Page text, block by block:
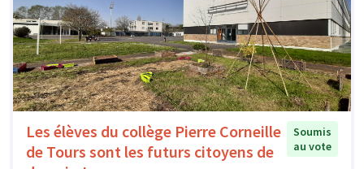
Les élèves du collège Pierre Corneille
de Tours sont les futurs citoyens de
Soumis
au vote